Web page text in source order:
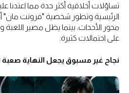
تساؤلات أخلاقية أكثر حدة مما اعتدنا
الرئيسية وتطور شخصية "فرونت
محور الأحداث، بينما يظل مصير اللعبة
على احتمالات كثيرة.
نجاح غير مسبوق يجعل النهاية صعبة